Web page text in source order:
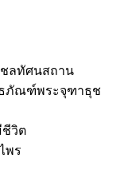
ลทัศนสถาน
ภัณฑ์พระจุฑาธุช
วิต
พร